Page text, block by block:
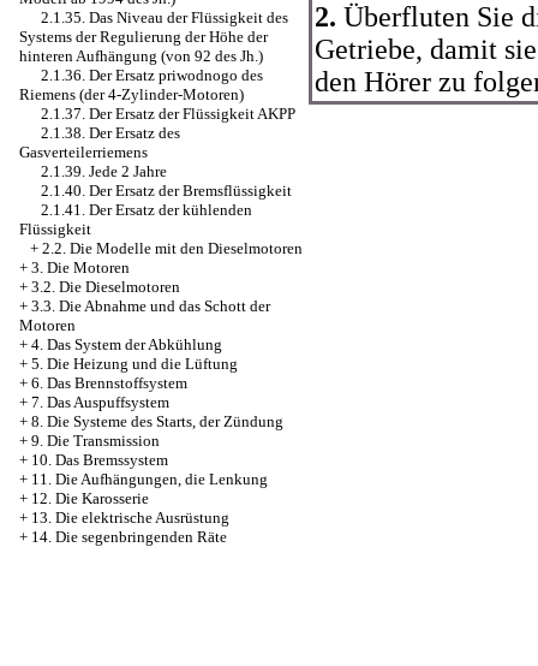
2.1.35. Das Niveau der Flüssigkeit des
Systems der Regulierung der Höhe der
hinteren Aufhängung (von 92 des Jh.)
2.1.36. Der Ersatz priwodnogo des
Riemens (der 4-Zylinder-Motoren)
2.1.37. Der Ersatz der Flüssigkeit AKPP
2.1.38. Der Ersatz des
Gasverteilerriemens
2.1.39. Jede 2 Jahre
2.1.40. Der Ersatz der Bremsflüssigkeit
2.1.41. Der Ersatz der kühlenden
Flüssigkeit
+ 2.2. Die Modelle mit den Dieselmotoren
+ 3. Die Motoren
+ 3.2. Die Dieselmotoren
+ 3.3. Die Abnahme und das Schott der
Motoren
+ 4. Das System der Abkühlung
+ 5. Die Heizung und die Lüftung
+ 6. Das Brennstoffsystem
+ 7. Das Auspuffsystem
+ 8. Die Systeme des Starts, der Zündung
+ 9. Die Transmission
+ 10. Das Bremssystem
+ 11. Die Aufhängungen, die Lenkung
+ 12. Die Karosserie
+ 13. Die elektrische Ausrüstung
+ 14. Die segenbringenden Räte
2. Überfluten Sie
Getriebe, damit
den Hörer zu